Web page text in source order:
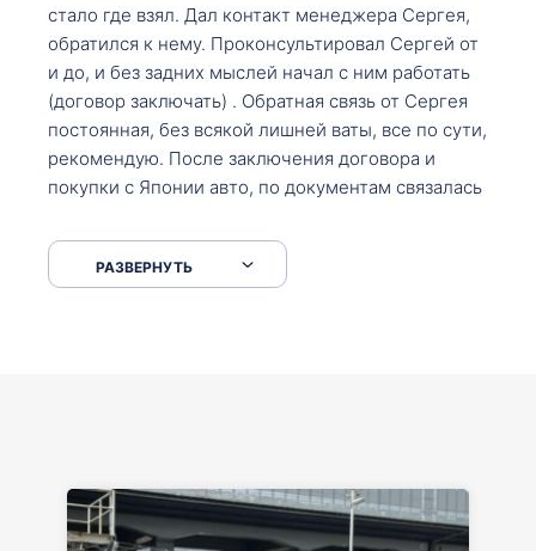
стало где взял. Дал контакт менеджера Сергея,
обратился к нему. Проконсультировал Сергей от
и до, и без задних мыслей начал с ним работать
(договор заключать) . Обратная связь от Сергея
постоянная, без всякой лишней ваты, все по сути,
рекомендую. После заключения договора и
покупки с Японии авто, по документам связалась
что заполнить, куда зайти, образцы и т.д. После
приехал за авто. Меня тепло встретили Сергей с
РАЗВЕРНУТЬ